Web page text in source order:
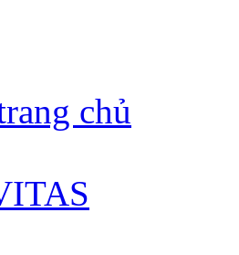
chủ